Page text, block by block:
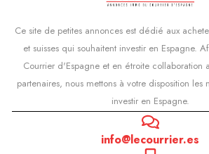
Ce site de petites annonces est dédié aux
et suisses qui souhaitent investir en Espagne.
Courrier d'Espagne et en étroite collaboration
partenaires, nous mettons à votre disposition les
investir en Espagne.
info@lecourrier.es